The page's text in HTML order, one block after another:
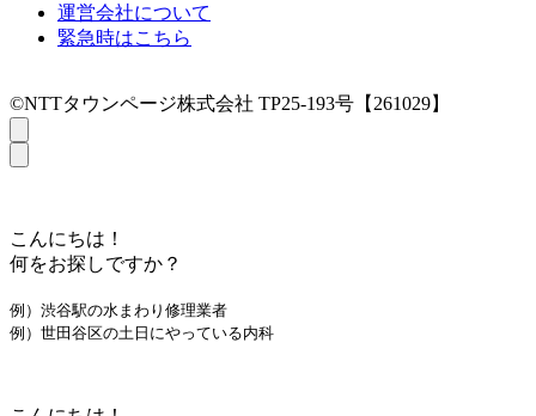
運営会社について
緊急時はこちら
©NTTタウンページ株式会社 TP25-193号【261029】
こんにちは！
何をお探しですか？
例）渋谷駅の水まわり修理業者
例）世田谷区の土日にやっている内科